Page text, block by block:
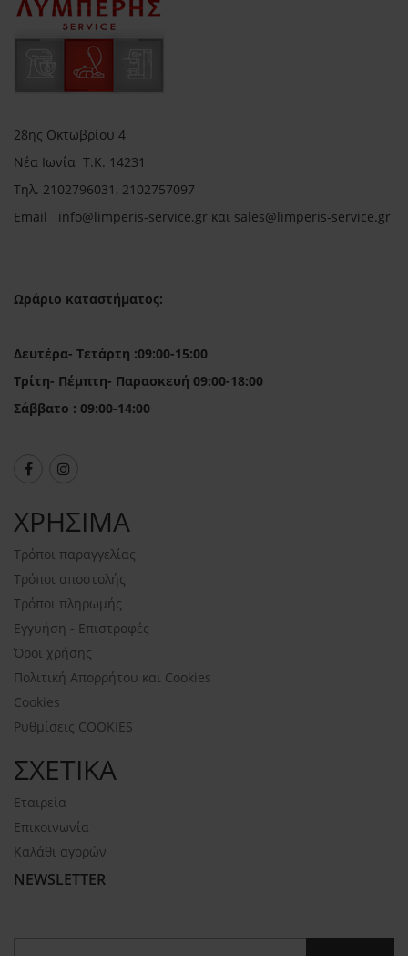
28ης Οκτωβρίου 4
Νέα Ιωνία Τ.Κ. 14231
Τηλ. 2102796031, 2102757097
Email info@limperis-service.gr και sales@limperis-service.gr
Ωράριο καταστήματος:
Δευτέρα- Τετάρτη :09:00-15:00
Τρίτη- Πέμπτη- Παρασκευή 09:00-18:00
Σάββατο : 09:00-14:00
ΧΡΗΣΙΜΑ
Τρόποι παραγγελίας
Τρόποι αποστολής
Τρόποι πληρωμής
Εγγυήση - Επιστροφές
Όροι χρήσης
Πολιτική Απορρήτου και Cookies
Cookies
Ρυθμίσεις COOKIES
ΣΧΕΤΙΚΑ
Εταιρεία
Επικοινωνία
Καλάθι αγορών
NEWSLETTER